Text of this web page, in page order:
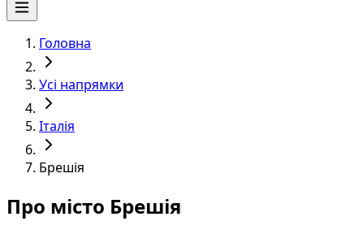
Головна
Усі напрямки
Італія
Брешія
Про місто Брешія